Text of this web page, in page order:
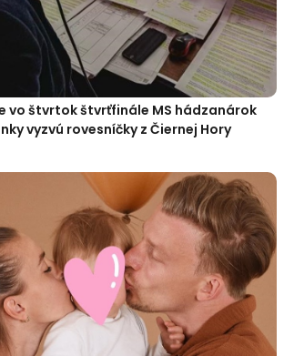
vo štvrtok štvrťfinále MS hádzanárok
vyzvú rovesníčky z Čiernej Hory